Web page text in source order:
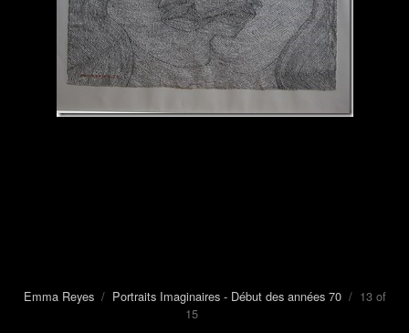
Emma Reyes/ Portraits Imaginaires - Début des années 70/ 13 of
15